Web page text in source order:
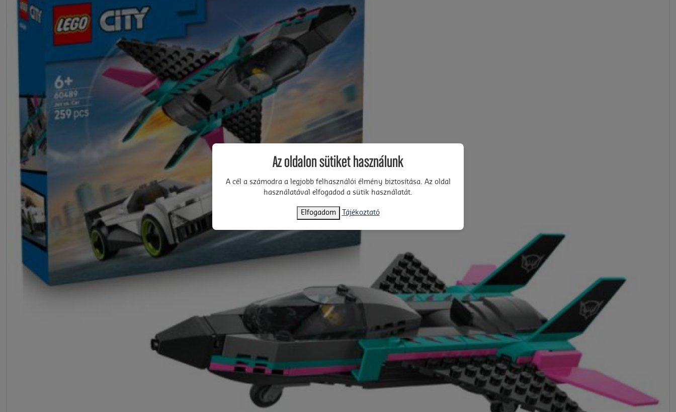
Az oldalon sütiket használunk
A cél a számodra a legjobb felhasználói élmény biztosítása. Az oldal
használatával elfogadod a sütik használatát.
Elfogadom Tájékoztató